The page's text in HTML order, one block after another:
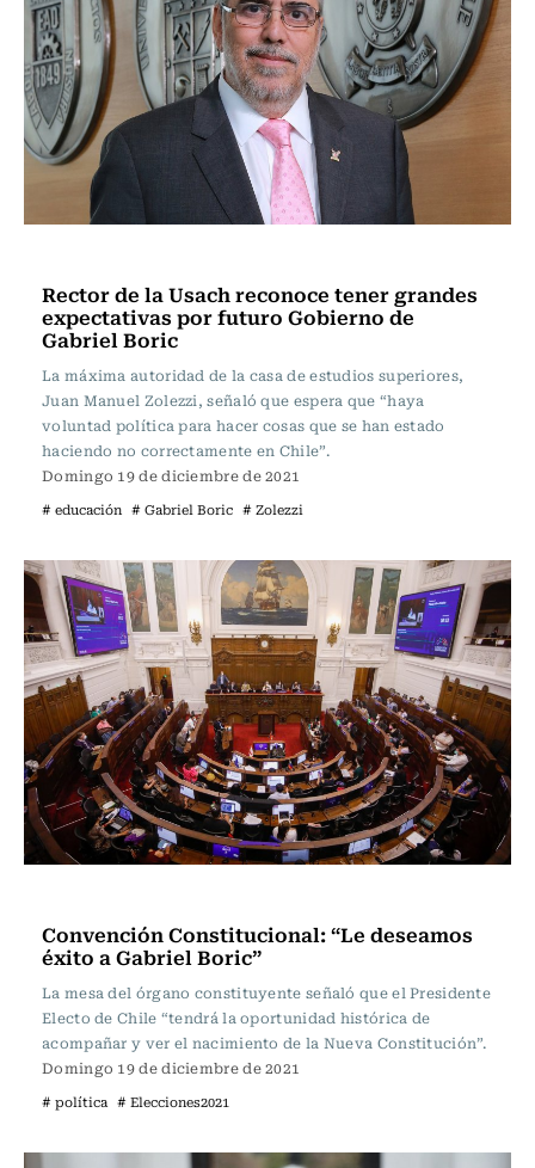
Rector de la Usach reconoce tener grandes
expectativas por futuro Gobierno de
Gabriel Boric
La máxima autoridad de la casa de estudios superiores,
Juan Manuel Zolezzi, señaló que espera que “haya
voluntad política para hacer cosas que se han estado
haciendo no correctamente en Chile”.
Domingo 19 de diciembre de 2021
# educación # Gabriel Boric # Zolezzi
Convención Constitucional: “Le deseamos
éxito a Gabriel Boric”
La mesa del órgano constituyente señaló que el Presidente
Electo de Chile “tendrá la oportunidad histórica de
acompañar y ver el nacimiento de la Nueva Constitución”.
Domingo 19 de diciembre de 2021
# política # Elecciones2021